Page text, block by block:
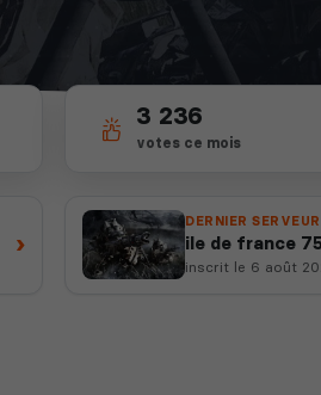
3 236
votes ce mois
›
DERNIER
ile de france
inscrit le 6 août